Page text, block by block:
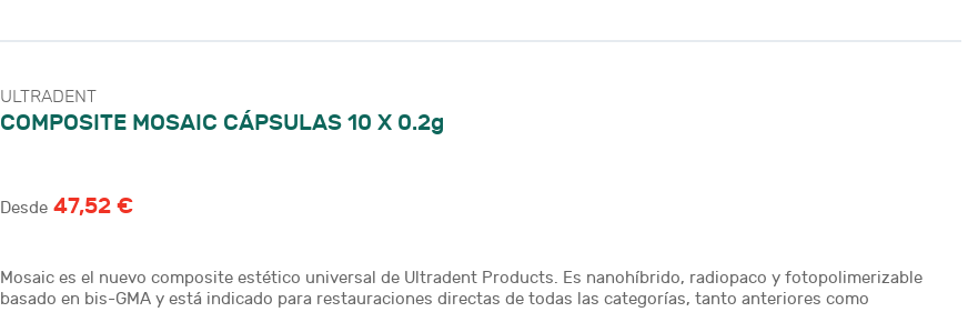
ULTRADENT
COMPOSITE MOSAIC CÁPSULAS 10 X 0.2g
Desde 47,52 €
Mosaic es el nuevo composite estético universal de Ultradent Products. Es nanohíbrido, radiopaco y fotopolimerizable
basado en bis-GMA y está indicado para restauraciones directas de todas las categorías, tanto anteriores como